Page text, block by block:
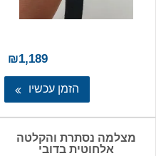
₪1,189
הזמן עכשיו
מצלמה נסתרת והקלטה
אלחוטית בדובי